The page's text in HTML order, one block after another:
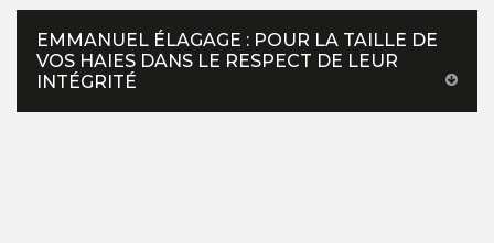
EMMANUEL ÉLAGAGE : POUR LA TAILLE DE
VOS HAIES DANS LE RESPECT DE LEUR
INTÉGRITÉ